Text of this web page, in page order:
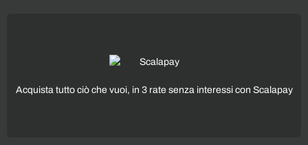
Acquista tutto ciò che vuoi, in 3 rate senza interessi con Scalapay